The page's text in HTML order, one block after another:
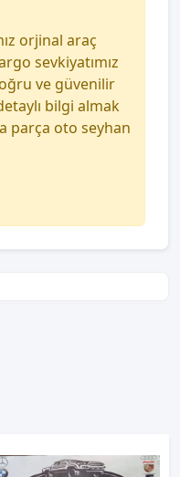
orjinal araç
sevkiyatımız
ve güvenilir
bilgi almak
parça oto seyhan